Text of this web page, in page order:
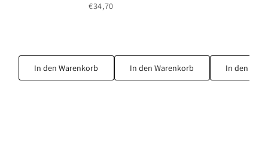
€34,70
In den Warenkorb In den Warenkorb In den